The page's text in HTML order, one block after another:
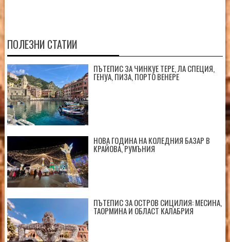
ПОЛЕЗНИ СТАТИИ
ПЪТЕПИС ЗА ЧИНКУЕ ТЕРЕ, ЛА СПЕЦИЯ,
ГЕНУА, ПИЗА, ПОРТО ВЕНЕРЕ
НОВА ГОДИНА НА КОЛЕДНИЯ БАЗАР В
КРАЙОВА, РУМЪНИЯ
ПЪТЕПИС ЗА ОСТРОВ СИЦИЛИЯ: МЕСИНА,
ТАОРМИНА И ОБЛАСТ КАЛАБРИЯ